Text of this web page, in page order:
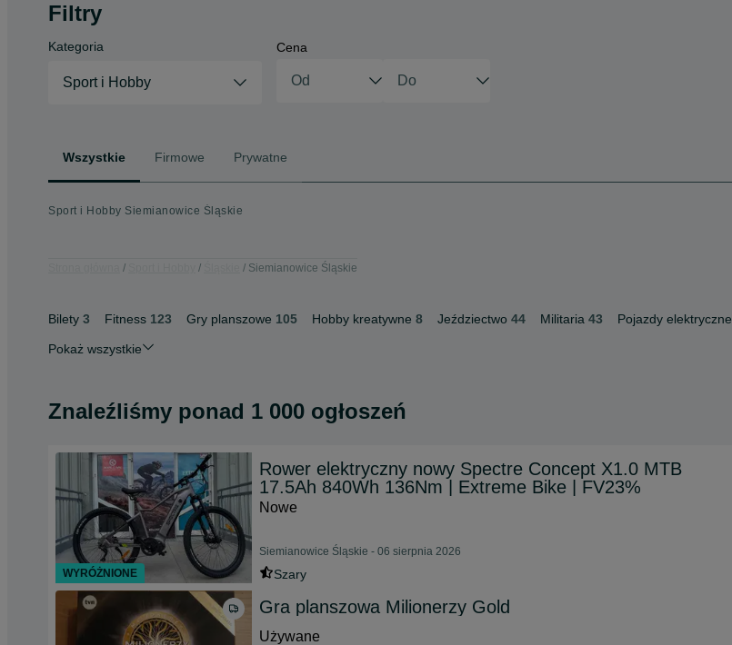
Filtry
Kategoria
Sport i Hobby
Cena
Wszystkie Firmowe Prywatne
Sport i Hobby Siemianowice Śląskie
Siemianowice Śląskie
Bilety 3 Fitness 123 Gry planszowe 105 Hobby kreatywne 8 Jeździectwo 44 Militaria 43 Pojazdy elektryczne
Pokaż wszystkie
Znaleźliśmy ponad 1 000 ogłoszeń
Rower elektryczny nowy Spectre Concept X1.0 MTB
17.5Ah 840Wh 136Nm | Extreme Bike | FV23%
Nowe
Siemianowice Śląskie - 06 sierpnia 2026
Szary
Gra planszowa Milionerzy Gold
Używane
WYRÓŻNIONE